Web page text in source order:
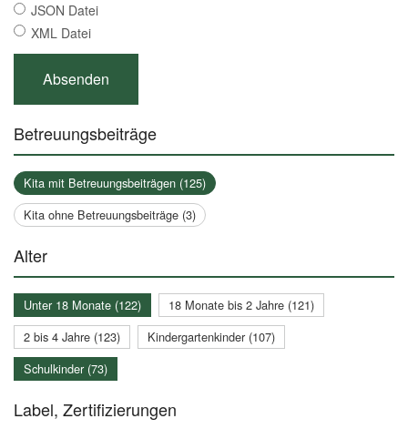
JSON Datei
XML Datei
Betreuungsbeiträge
Kita mit Betreuungsbeiträgen (125)
Kita ohne Betreuungsbeiträge (3)
Alter
Unter 18 Monate (122)
18 Monate bis 2 Jahre (121)
2 bis 4 Jahre (123)
Kindergartenkinder (107)
Schulkinder (73)
Label, Zertifizierungen